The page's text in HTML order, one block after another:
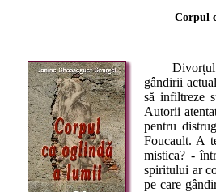
Corpul
Divorțul
gândirii
să infiltreze
Autorii
pentru
Foucault. A
mistica? -
spiritului ar
pe care